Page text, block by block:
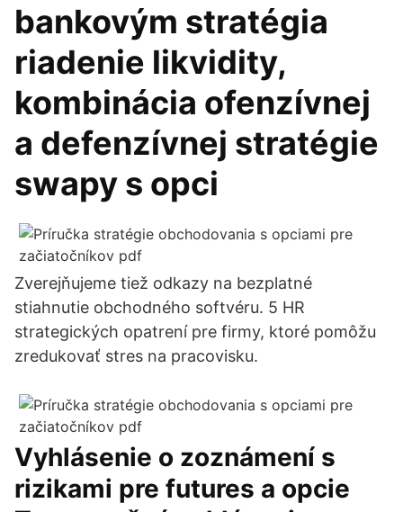
bankovým stratégia
riadenie likvidity,
kombinácia ofenzívnej
a defenzívnej stratégie
swapy s opci
Zverejňujeme tiež odkazy na bezplatné
stiahnutie obchodného softvéru. 5 HR
strategických opatrení pre firmy, ktoré pomôžu
zredukovať stres na pracovisku.
Vyhlásenie o zoznámení s
rizikami pre futures a opcie